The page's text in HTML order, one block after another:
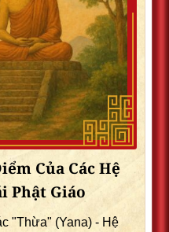
Của Các Hệ
Phật Giáo
"Thừa" (Yana) - Hệ